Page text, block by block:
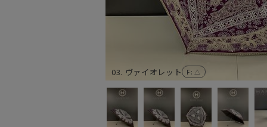
03. ヴァイオレット F : △